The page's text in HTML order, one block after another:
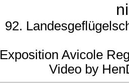
92.
Exposition Avicole
Video by